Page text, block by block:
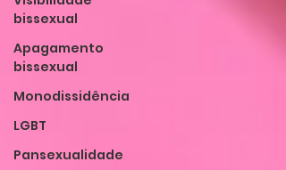
bissexual
Apagamento
bissexual
Monodissidência
LGBT
Pansexualidade